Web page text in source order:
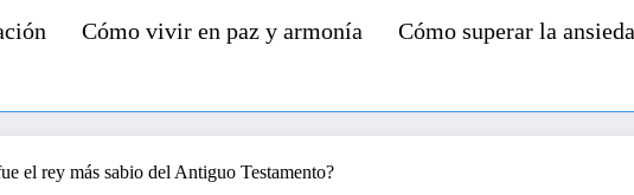
Cómo vivir en paz y armonía Cómo superar la
el rey más sabio del Antiguo Testamento?